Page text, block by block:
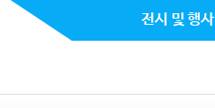
전시 및 행사